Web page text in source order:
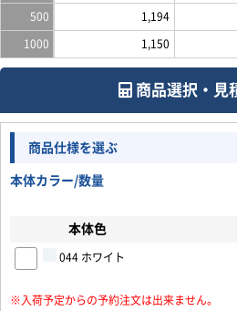
500 1,194
1000 1,150
商品選択・見
商品仕様を選ぶ
本体カラー/数量
本体色
044 ホワイト
※入荷予定からの予約注文は出来ません。